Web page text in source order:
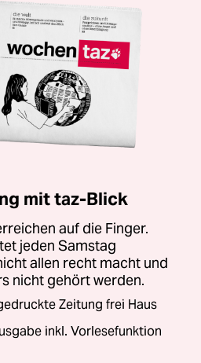
mit taz-Blick
auf die Finger.
jeden Samstag
allen recht macht und
nicht gehört werden.
Zeitung frei Haus
inkl. Vorlesefunktion